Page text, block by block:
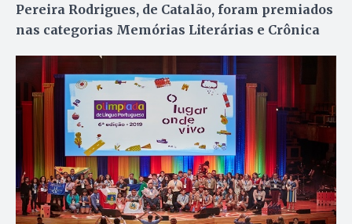
Pereira Rodrigues, de Catalão, foram premiados
nas categorias Memórias Literárias e Crônica